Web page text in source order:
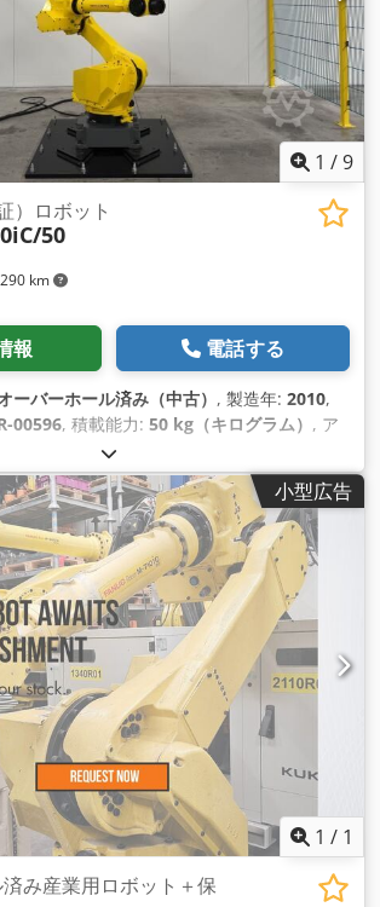
1 /9
km
）ロボット
50
報 電話する
ーバーホール済み（中古） , 製造年: 2010,
00596, 積載能力: 50 kg（キログラム） , ア
, コントローラーメーカー:
ダントメーカー:A05B-2518-C302#EGN,
小型広告
1 / 1
み産業用ロボット＋保